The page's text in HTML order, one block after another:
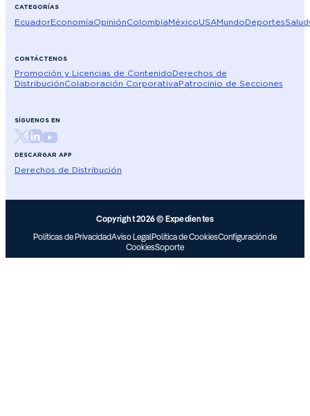
CATEGORÍAS
EcuadorEconomíaOpiniónColombiaMéxicoUSAMundoDeportesSalud
CONTÁCTENOS
Promoción y Licencias de ContenidoDerechos de
DistribuciónColaboración CorporativaPatrocinio de Secciones
SÍGUENOS EN
DESCARGAR APP
Derechos de Distribución
Copyright 2026 © Expedientes
Políticas de PrivacidadAviso LegalPolítica de CookiesConfiguración de
CookiesSoporte